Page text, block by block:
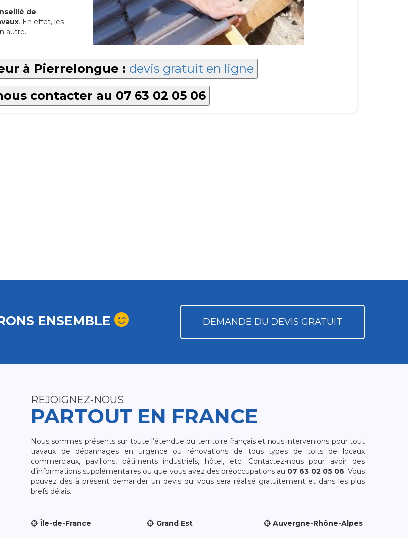
de
. En effet, les
autre.
à Pierrelongue : devis gratuit en ligne
contacter au 07 63 02 05 06
ENSEMBLE DEMANDE DU DEVIS GRATUIT
REJOIGNEZ-NOUS
PARTOUT EN FRANCE
Nous sommes présents sur toute l’étendue du territoire français et nous intervenions pour tout
travaux de dépannages en urgence ou rénovations de tous types de toits de locaux
commerciaux, pavillons, bâtiments industriels, hôtel, etc. Contactez-nous pour avoir des
d’informations supplémentaires ou que vous avez des préoccupations au 07 63 02 05 06. Vous
pouvez dès à présent demander un devis qui vous sera réalisé gratuitement et dans les plus
brefs délais.
Île-de-France Grand Est Auvergne-Rhône-Alpes